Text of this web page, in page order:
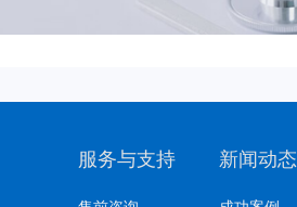
服务与支持 新闻动态